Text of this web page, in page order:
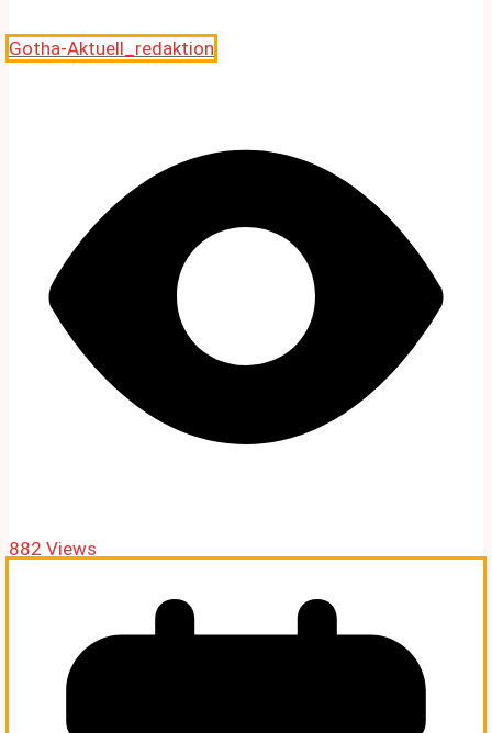
Gotha-Aktuell_redaktion
882 Views